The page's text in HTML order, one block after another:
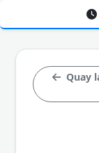
Quay